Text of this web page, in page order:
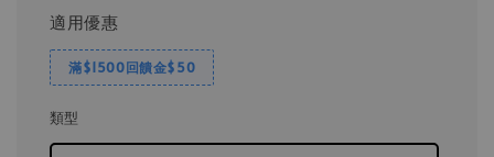
適用優惠
滿$1500回饋金$50
類型